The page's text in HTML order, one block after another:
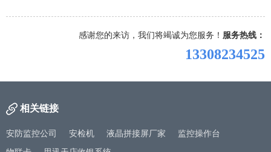
感谢您的来访，我们将竭诚为您服务！ 服务热线：
13308234525
相关链接
安防监控公司 安检机 液晶拼接屏厂家 监控操作台